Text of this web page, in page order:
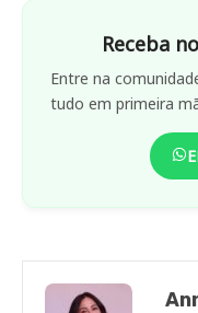
Receba
Entre na
tudo em primeira